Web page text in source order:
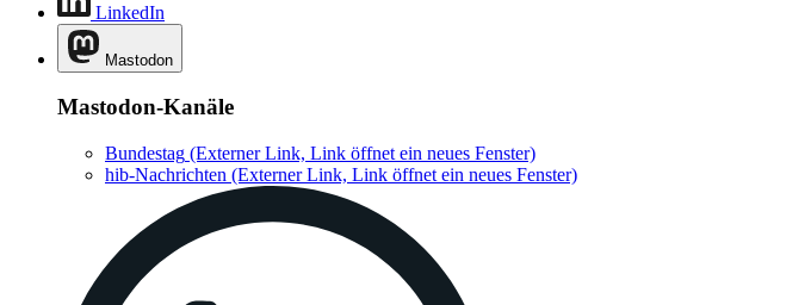
LinkedIn
Mastodon
Mastodon-Kanäle
Bundestag (Externer Link, Link öffnet ein neues Fenster)
hib-Nachrichten (Externer Link, Link öffnet ein neues Fenster)